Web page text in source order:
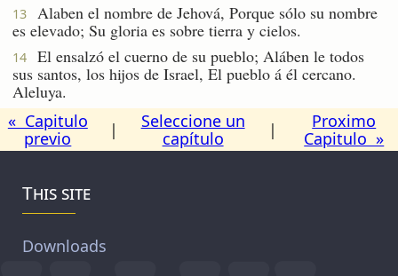
13
Alaben el nombre de Jehová, Porque sólo su nombre
es elevado; Su gloria es sobre tierra y cielos.
14
El ensalzó el cuerno de su pueblo; Aláben le todos
sus santos, los hijos de Israel, El pueblo á él cercano.
Aleluya.
« Capitulo
previo
|
Seleccione un
capítulo
|
Proximo
Capitulo »
This site
Downloads